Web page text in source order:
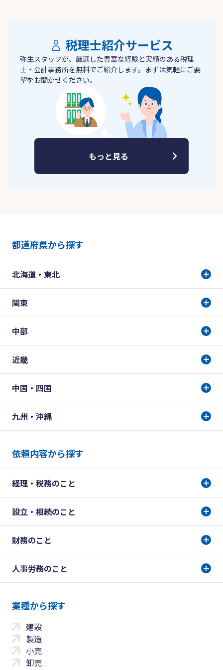
税理士紹介サービス
弥生スタッフが、厳選した豊富な経験と実績のある税理
士・会計事務所を無料でご紹介します。まずは気軽にご要
望をお聞かせください。
もっと見る
都道府県から探す
北海道・東北
関東
中部
近畿
中国・四国
九州・沖縄
依頼内容から探す
経理・税務のこと
設立・相続のこと
財務のこと
人事労務のこと
業種から探す
建設
製造
小売
卸売